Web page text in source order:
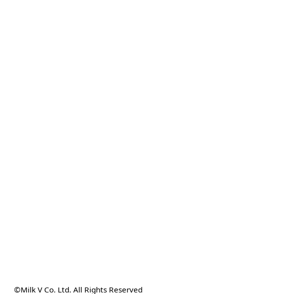
©Milk V Co. Ltd. All Rights Reserved